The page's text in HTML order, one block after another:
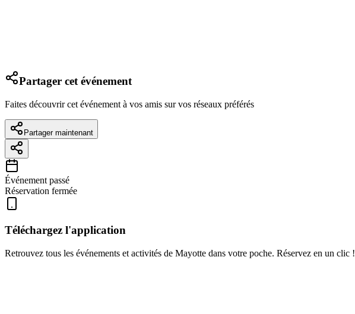
Partager cet événement
Faites découvrir cet événement à vos amis sur vos réseaux préférés
Partager maintenant
Événement passé
Réservation fermée
Téléchargez l'application
Retrouvez tous les événements et activités de Mayotte dans votre poche. Réservez en un clic !